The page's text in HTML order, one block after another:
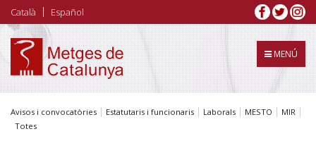
Vés
al
contingut
Català Español
MENÚ
Avisos i convocatòries Estatutaris i funcionaris Laborals MESTO
MIR
Totes